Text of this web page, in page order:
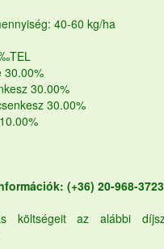
40-60 kg/ha
30.00%
30.00%
30.00%
(+36) 20-968-3723
költségeit az alábbi